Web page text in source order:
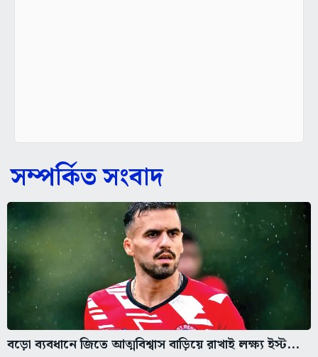
সম্পর্কিত সংবাদ
বড়ো ব্যবধানে জিতে আত্মবিশ্বাস বাড়িয়ে রাখাই লক্ষ্য ইস্ট...